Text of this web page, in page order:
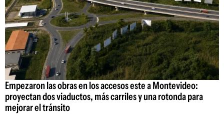
Empezaron las obras en los accesos este a Montevideo:
proyectan dos viaductos, más carriles y una rotonda para
mejorar el tránsito